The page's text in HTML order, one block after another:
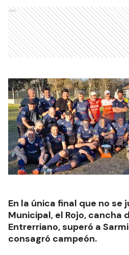
Ads
En la única final que no se
Municipal, el Rojo, cancha
Entrerriano, superó a
consagró campeón.